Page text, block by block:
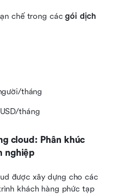
chế trong các gói dịch
tháng
tháng
cloud: Phân khúc
nghiệp
được xây dựng cho các
khách hàng phức tạp